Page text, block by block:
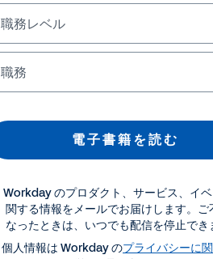
職務レベル
職務
電 子 書 籍 を 読 む
Workday のプロダクト、サービス、イ
関する情報をメールでお届けします。ご
なったときは、いつでも配信を停止でき
個人情報は Workday のプライバシーに